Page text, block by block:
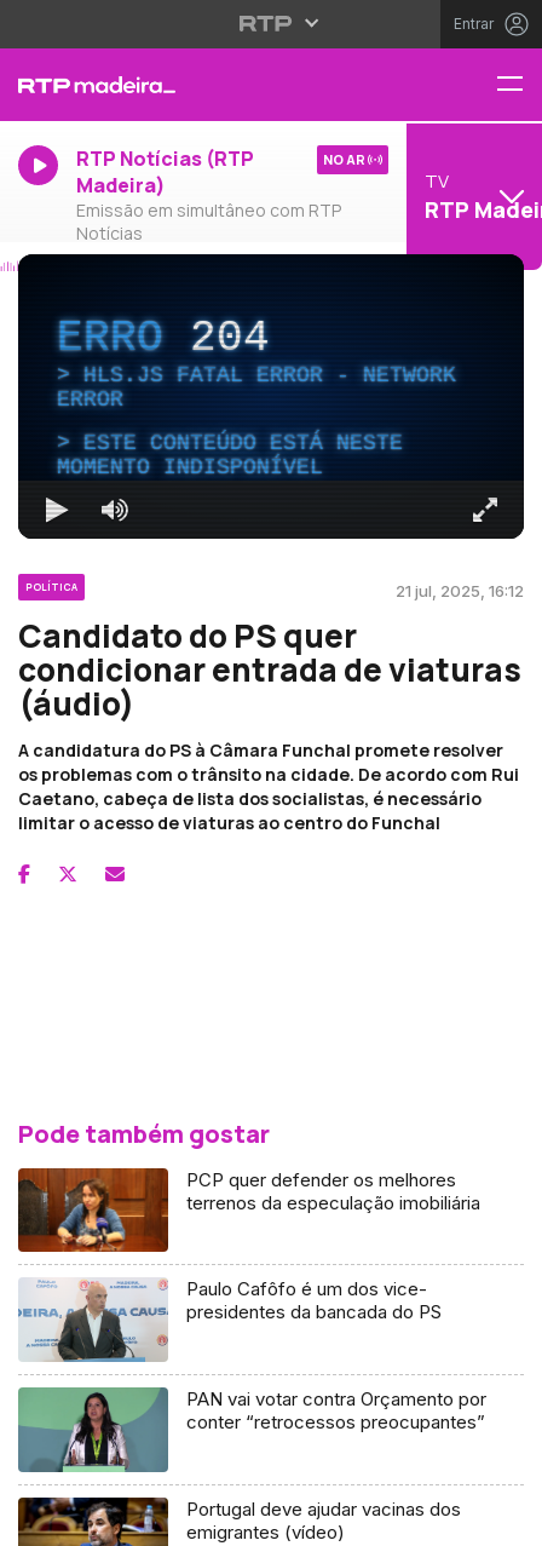
Entrar
RTP Notícias (RTP
Madeira)
Emissão em simultâneo com RTP
Notícias
NO AR
TV
RTP
ERRO204
HLS.JS FATAL ERROR - NETWORK
ERROR
ESTE CONTEÚDO ESTÁ NESTE
MOMENTO INDISPONÍVEL
POLÍTICA 21 jul, 2025, 16:12
Candidato do PS quer
condicionar entrada de viaturas
(áudio)
A candidatura do PS à Câmara Funchal promete resolver
os problemas com o trânsito na cidade. De acordo com Rui
Caetano, cabeça de lista dos socialistas, é necessário
limitar o acesso de viaturas ao centro do Funchal
Pode também gostar
PCP quer defender os melhores
terrenos da especulação imobiliária
Paulo Cafôfo é um dos vice-
presidentes da bancada do PS
PAN vai votar contra Orçamento por
conter “retrocessos preocupantes”
Portugal deve ajudar vacinas dos
emigrantes (vídeo)